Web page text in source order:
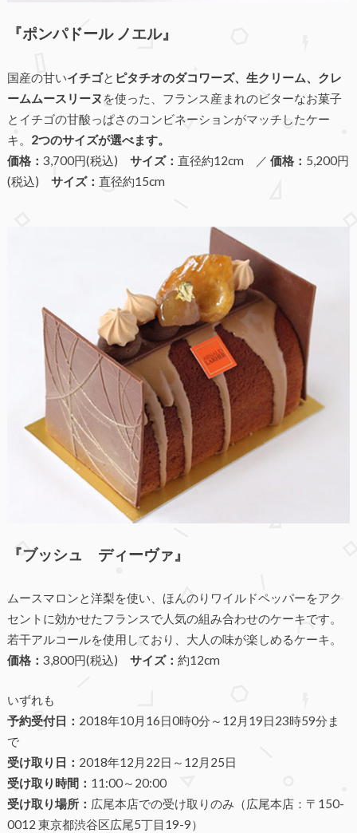
『ポンパドール ノエル』
国産の甘いイチゴと ピタチオのダコワーズ、生クリーム、クレ
ームムースリーヌ を使った、フランス産まれのビターなお菓子
とイチゴの甘酸っぱさのコンビネーションがマッチしたケー
キ。 2つのサイズが選べます。
価格： 3,700円(税込) サイズ： 直径約12cm ／ 価格： 5,200円
(税込) サイズ： 直径約15cm
『ブッシュ ディーヴァ』
ムースマロンと洋梨を使い、ほんのりワイルドペッパーをアク
セントに効かせたフランスで人気の組み合わせのケーキです。
若干アルコールを使用しており、大人の味が楽しめるケーキ。
価格： 3,800円(税込) サイズ： 約12cm
いずれも
予約受付日： 2018年10月16日0時0分 ～ 12月19日23時59分ま
で
受け取り日： 2018年12月22日 ～ 12月25日
受け取り時間： 11:00～20:00
受け取り場所： 広尾本店での受け取りのみ（広尾本店：〒150-
0012 東京都渋谷区広尾5丁目19-9）